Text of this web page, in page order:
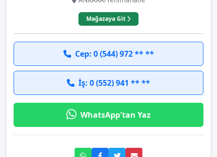
Mağazaya Git
Cep: 0 (544) 972 ** **
İş: 0 (552) 941 ** **
WhatsApp'tan Yaz